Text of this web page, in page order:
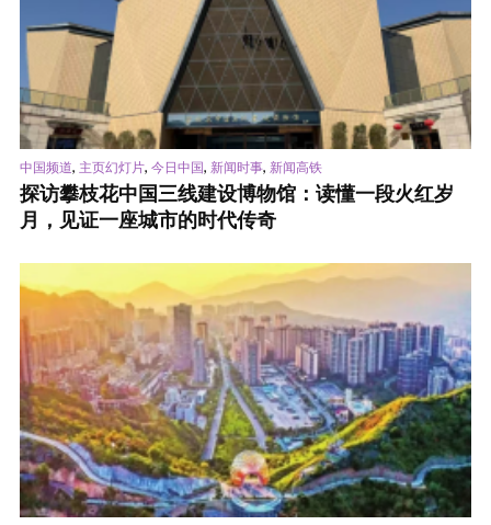
中国频道, 主页幻灯片, 今日中国, 新闻时事, 新闻高铁
探访攀枝花中国三线建设博物馆：读懂一段火红岁
月，见证一座城市的时代传奇